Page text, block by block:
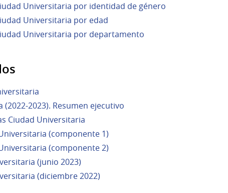
Universitaria por identidad de género
Universitaria por edad
Universitaria por departamento
2023). Resumen ejecutivo
Ciudad Universitaria
(componente 1)
(componente 2)
(junio 2023)
(diciembre 2022)